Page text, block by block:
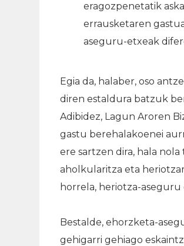
eragozpenetatik
errausketaren
aseguru-etxeak
Egia da, halaber, oso
diren estaldura batzuk
Adibidez, Lagun Aroren
gastu berehalakoenei
ere sartzen dira, hala
aholkularitza eta
horrela, heriotza-
Bestalde, ehorzketa-
gehigarri gehiago